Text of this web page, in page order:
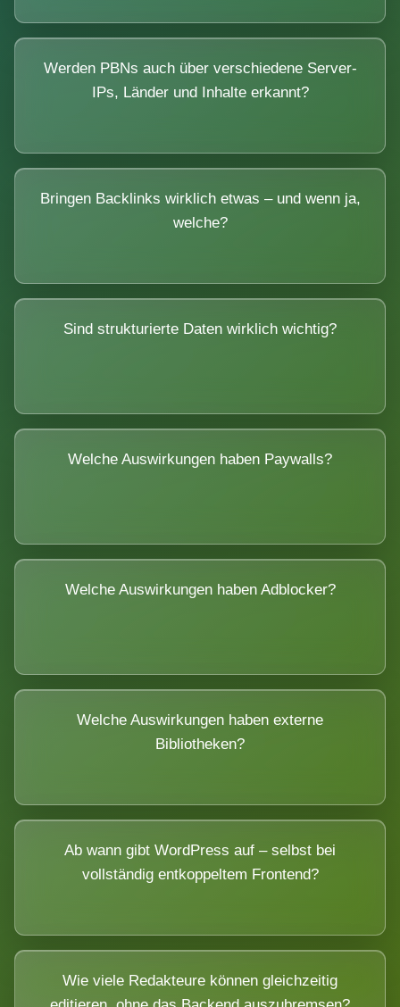
Werden PBNs auch über verschiedene Server-
IPs, Länder und Inhalte erkannt?
Bringen Backlinks wirklich etwas – und wenn ja,
welche?
Sind strukturierte Daten wirklich wichtig?
Welche Auswirkungen haben Paywalls?
Welche Auswirkungen haben Adblocker?
Welche Auswirkungen haben externe
Bibliotheken?
Ab wann gibt WordPress auf – selbst bei
vollständig entkoppeltem Frontend?
Wie viele Redakteure können gleichzeitig